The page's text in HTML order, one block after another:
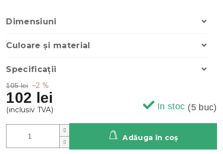
105 lei –2 %
102 lei
In stoc (5 buc)
Adăuga în coş
Dimensiuni
Culoare și material
Specificații